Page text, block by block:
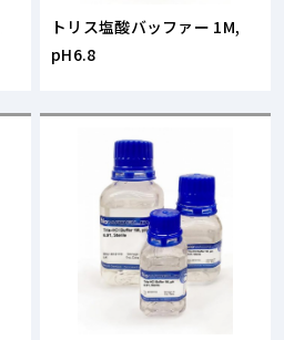
トリス塩酸バッファー 1M,
pH6.8